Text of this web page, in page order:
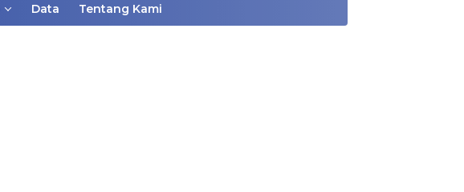
Data Tentang Kami